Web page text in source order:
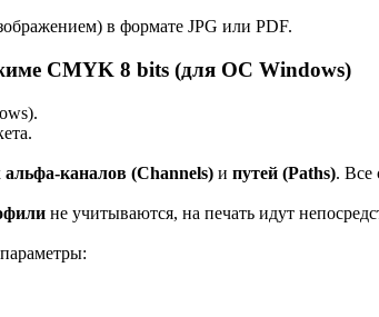
в формате JPG или PDF.
CMYK 8 bits (для ОС Windows)
альфа-каналов (Channels) и путей (Paths). Все
не учитываются, на печать идут